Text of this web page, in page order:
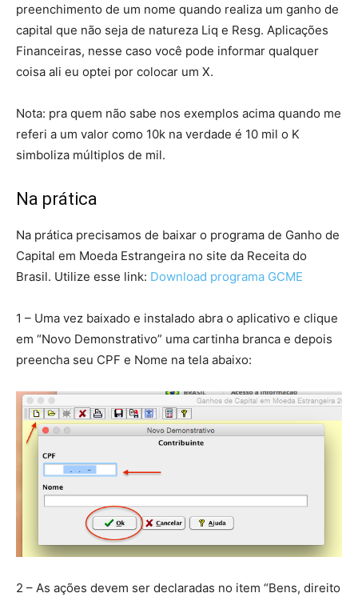
preenchimento de um nome quando realiza um ganho de
capital que não seja de natureza Liq e Resg. Aplicações
Financeiras, nesse caso você pode informar qualquer
coisa ali eu optei por colocar um X.
Nota: pra quem não sabe nos exemplos acima quando me
referi a um valor como 10k na verdade é 10 mil o K
simboliza múltiplos de mil.
Na prática
Na prática precisamos de baixar o programa de Ganho de
Capital em Moeda Estrangeira no site da Receita do
Brasil. Utilize esse link: Download programa GCME
1 – Uma vez baixado e instalado abra o aplicativo e clique
em “Novo Demonstrativo” uma cartinha branca e depois
preencha seu CPF e Nome na tela abaixo:
2 – As ações devem ser declaradas no item “Bens, direito